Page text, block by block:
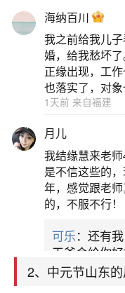
题，但是小问题不
这个问题给大家做
1、山东七月十
山东七月十五
吃粗茶淡饭、饺子
容如下：吃粗茶淡
人们习惯在这一
好运。其中，地
方法为：将地瓜切
成汁。随后，将花
2、中元节山东
海纳百川
我之前给我儿
婚，给我愁坏
正缘出现，工
也落实了，对象
1天前 来自福建
月儿
我结缘慧来老
是不信这些的
年，感觉跟老
的，不服不行！
可乐：还有
天爷会给你
哪样不服都